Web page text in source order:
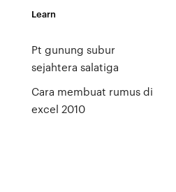
Learn
Pt gunung subur
sejahtera salatiga
Cara membuat rumus di
excel 2010